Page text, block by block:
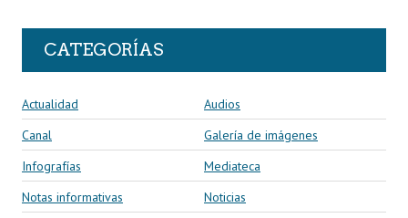
CATEGORÍAS
Actualidad
Audios
Canal
Galería de imágenes
Infografías
Mediateca
Notas informativas
Noticias